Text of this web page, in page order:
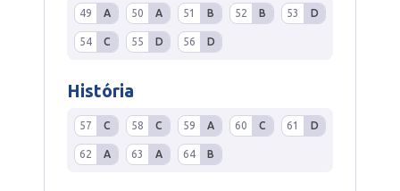
49 A 50 A 51 B 52 B 53 D
54 C 55 D 56 D
História
57 C 58 C 59 A 60 C 61 D
62 A 63 A 64 B